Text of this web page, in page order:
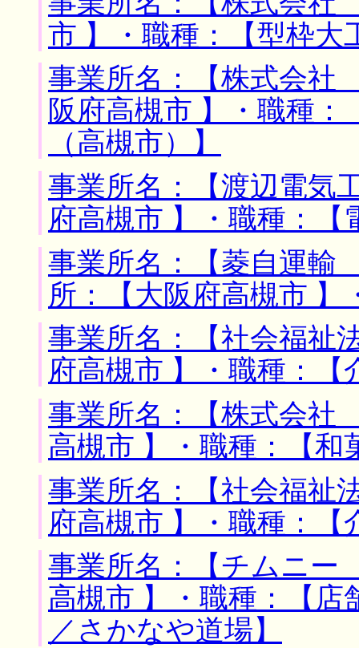
市 】・職種：【型枠大
事業所名：【株式会
阪府高槻市 】・職種
（高槻市）】
事業所名：【渡辺電気
府高槻市 】・職種：【
事業所名：【菱自運
所：【大阪府高槻市 】
事業所名：【社会福祉
府高槻市 】・職種：【
事業所名：【株式会社
高槻市 】・職種：【和
事業所名：【社会福祉
府高槻市 】・職種：【
事業所名：【チムニ
高槻市 】・職種：【店
／さかなや道場】